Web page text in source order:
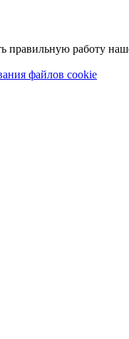
работу
файлов cookie